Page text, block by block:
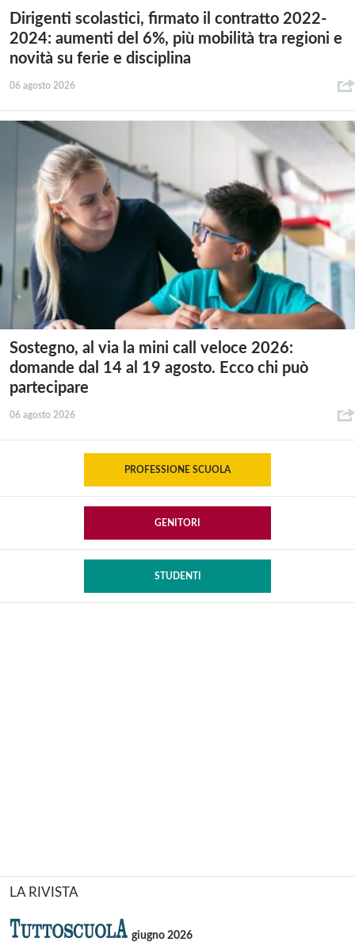
Dirigenti scolastici, firmato il contratto 2022-
2024: aumenti del 6%, più mobilità tra regioni e
novità su ferie e disciplina
06 agosto 2026
Sostegno, al via la mini call veloce 2026:
domande dal 14 al 19 agosto. Ecco chi può
partecipare
06 agosto 2026
PROFESSIONE SCUOLA
GENITORI
STUDENTI
LA RIVISTA
giugno 2026